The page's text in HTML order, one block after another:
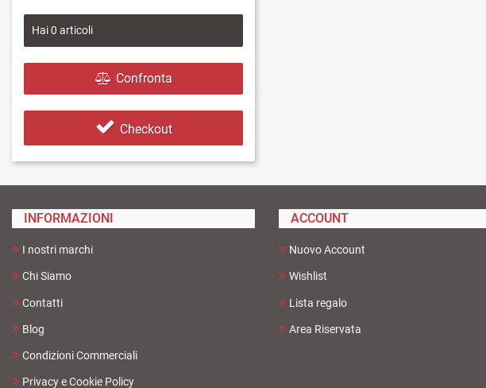
Hai0 articoli
Confronta
Checkout
INFORMAZIONI
I nostri marchi
Chi Siamo
Contatti
Blog
Condizioni Commerciali
Privacy e Cookie Policy
ACCOUNT
Nuovo Account
Wishlist
Lista regalo
Area Riservata